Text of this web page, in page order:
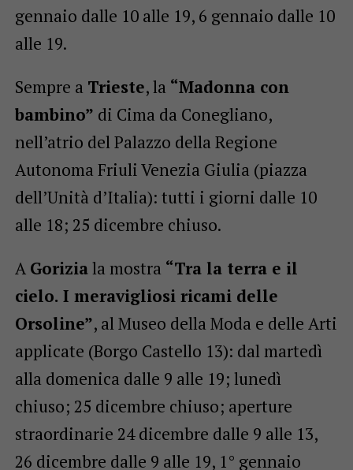
gennaio dalle 10 alle 19, 6 gennaio dalle 10
alle 19.
Sempre a Trieste, la “Madonna con
bambino” di Cima da Conegliano,
nell’atrio del Palazzo della Regione
Autonoma Friuli Venezia Giulia (piazza
dell’Unità d’Italia): tutti i giorni dalle 10
alle 18; 25 dicembre chiuso.
A Goriziala mostra “Tra la terra e il
cielo. I meravigliosi ricami delle
Orsoline”, al Museo della Moda e delle Arti
applicate (Borgo Castello 13): dal martedì
alla domenica dalle 9 alle 19; lunedì
chiuso; 25 dicembre chiuso; aperture
straordinarie 24 dicembre dalle 9 alle 13,
26 dicembre dalle 9 alle 19, 1° gennaio